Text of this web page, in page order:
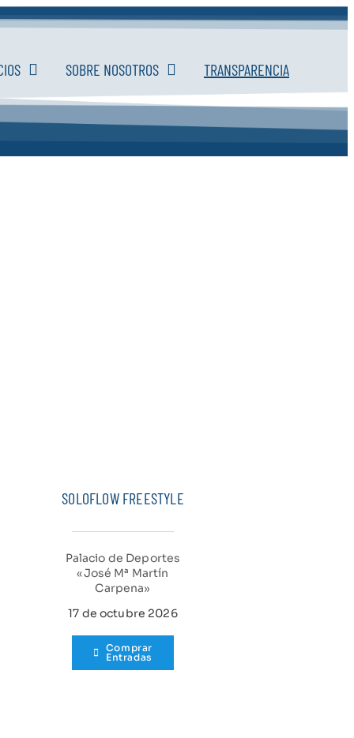
SOBRE NOSOTROS TRANSPARENCIA
SOLOFLOW FREESTYLE
Palacio de Deportes
«José Mª Martín
Carpena»
17 de octubre 2026
Comprar
Entradas